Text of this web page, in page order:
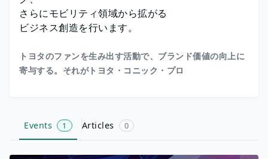
さらにモビリティ領域から拡がる
ビジネス創造を行います。
トヨタのファンを生み出す活動で、ブランド価値の向上に
寄与する。それがトヨタ・コニック・プロ
Events 1 Articles 0